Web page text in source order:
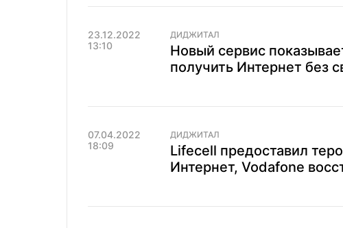
23.12.2022
13:10
ДИДЖИТАЛ
Новый сервис
получить Интернет без
07.04.2022
18:09
ДИДЖИТАЛ
Lifecell предоставил
Интернет, Vodafone